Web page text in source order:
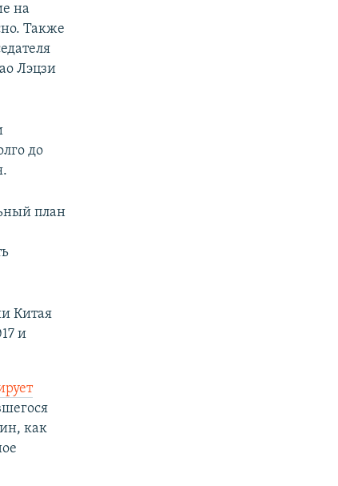
на
Также
Лэцзи
до
план
Китая
и
как